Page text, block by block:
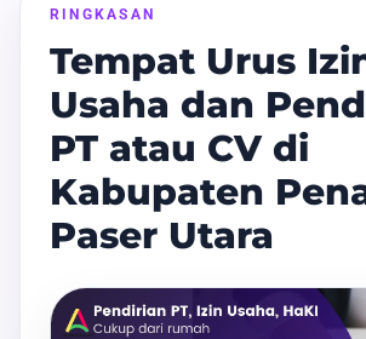
RINGKASAN
Tempat Urus
Usaha dan
PT atau CV di
Kabupaten
Paser Utara